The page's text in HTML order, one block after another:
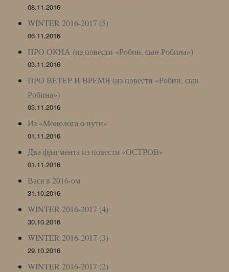
08.11.2016
WINTER 2016-2017 (5)
06.11.2016
ПРО ОКНА (из повести «Робин, сын Робина»)
03.11.2016
ПРО ВЕТЕР И ВРЕМЯ (из повести «Робин, сын
Робина»)
03.11.2016
Из «Монолога о пути»
01.11.2016
Два фрагмента из повести «ОСТРОВ»
01.11.2016
Вася в 2016-ом
31.10.2016
WINTER 2016-2017 (4)
30.10.2016
WINTER 2016-2017 (3)
29.10.2016
WINTER 2016-2017 (2)